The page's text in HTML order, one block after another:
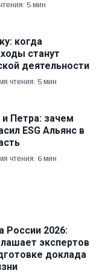
5 мин
когда
станут
деятельности
чтения: 5 мин
Петра: зачем
ESG Альянс в
чтения: 6 мин
России 2026:
экспертов
доклада